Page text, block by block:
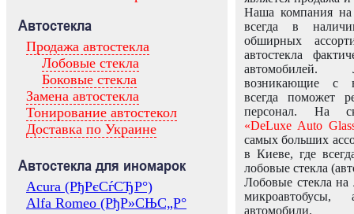
Автостекла
Продажа автостекла
Лобовые стекла
Боковые стекла
Замена автостекла
Тонирование автостекол
Доставка по Украине
Автостекла для иномарок
Acura (РђРєСѓСЂР°)
Alfa Romeo (РђР»СЊС„Р°
Наша компания на
всегда в
обширных
автостекла
возникающие с
всегда поможет
персонал. На
«DeLuxe Auto
самых больших
в Киеве, где
лобовые стекла
Лобовые стекла на
микроавтобусы,
автомобили.